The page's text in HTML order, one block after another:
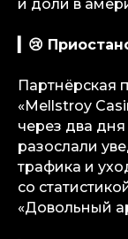
и доли в
▎😢
Партнёрская
«Mellstroy
через два
разослали
трафика и
со
«Довольный